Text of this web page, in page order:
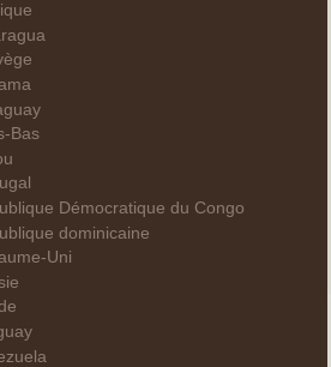
Bas
Démocratique du Congo
dominicaine
Uni